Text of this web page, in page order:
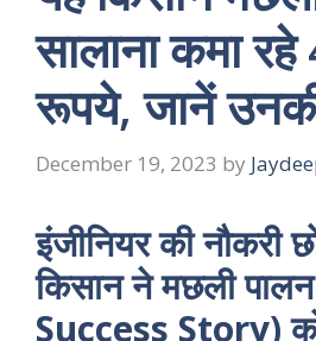
सालाना कमा
रूपये, जानें
December 19, 2023 by
इंजीनियर की नौकरी
किसान ने मछली
Success Story)